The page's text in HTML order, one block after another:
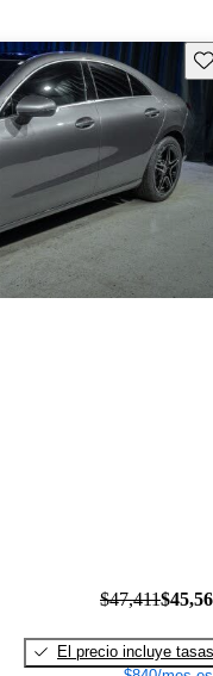
$47,411
El precio incluye tasas